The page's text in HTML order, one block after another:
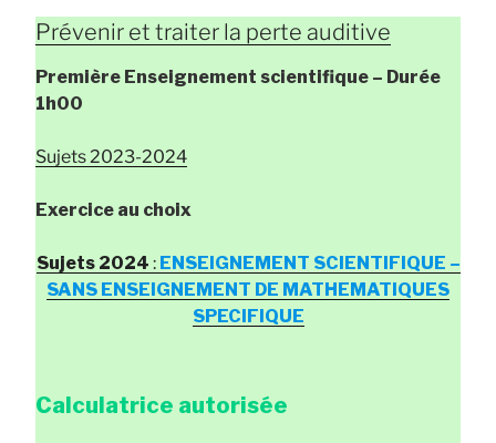
Prévenir et traiter la perte auditive
Première Enseignement scientifique – Durée
1h00
Sujets 2023-2024
Exercice au choix
Sujets 2024 : ENSEIGNEMENT SCIENTIFIQUE –
SANS ENSEIGNEMENT DE MATHEMATIQUES
SPECIFIQUE
Calculatrice autorisée